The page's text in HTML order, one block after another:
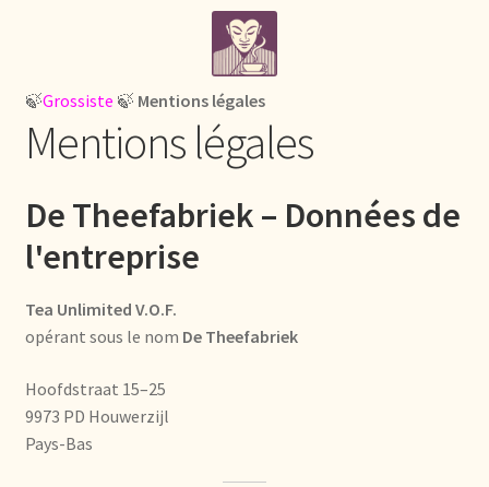
À propos de nous
About us
Acerca de nosotros
Actuele prijslijst
Aktuelle Preisliste
🍃Grossiste 🍃 Mentions légales
Mentions légales
De Theefabriek – Données de
l'entreprise
Tea Unlimited V.O.F.
opérant sous le nom De Theefabriek
Hoofdstraat 15–25
9973 PD Houwerzijl
Pays-Bas